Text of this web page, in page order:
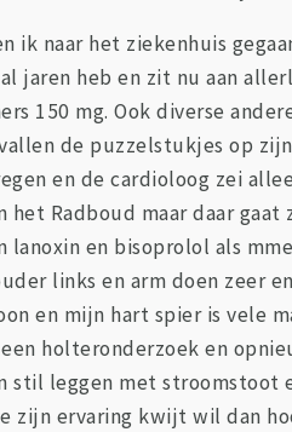
ik naar het ziekenhuis
jaren heb en zit nu aan
150 mg. Ook diverse
de puzzelstukjes op
en de cardioloog zei
het Radboud maar daar
lanoxin en bisoprolol als
links en arm doen zeer
en mijn hart spier is vele
een holteronderzoek en
stil leggen met stroomstoot
zijn ervaring kwijt wil dan